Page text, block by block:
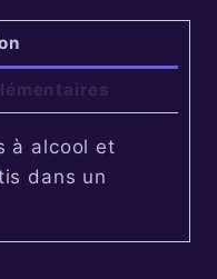
à alcool et
dans un